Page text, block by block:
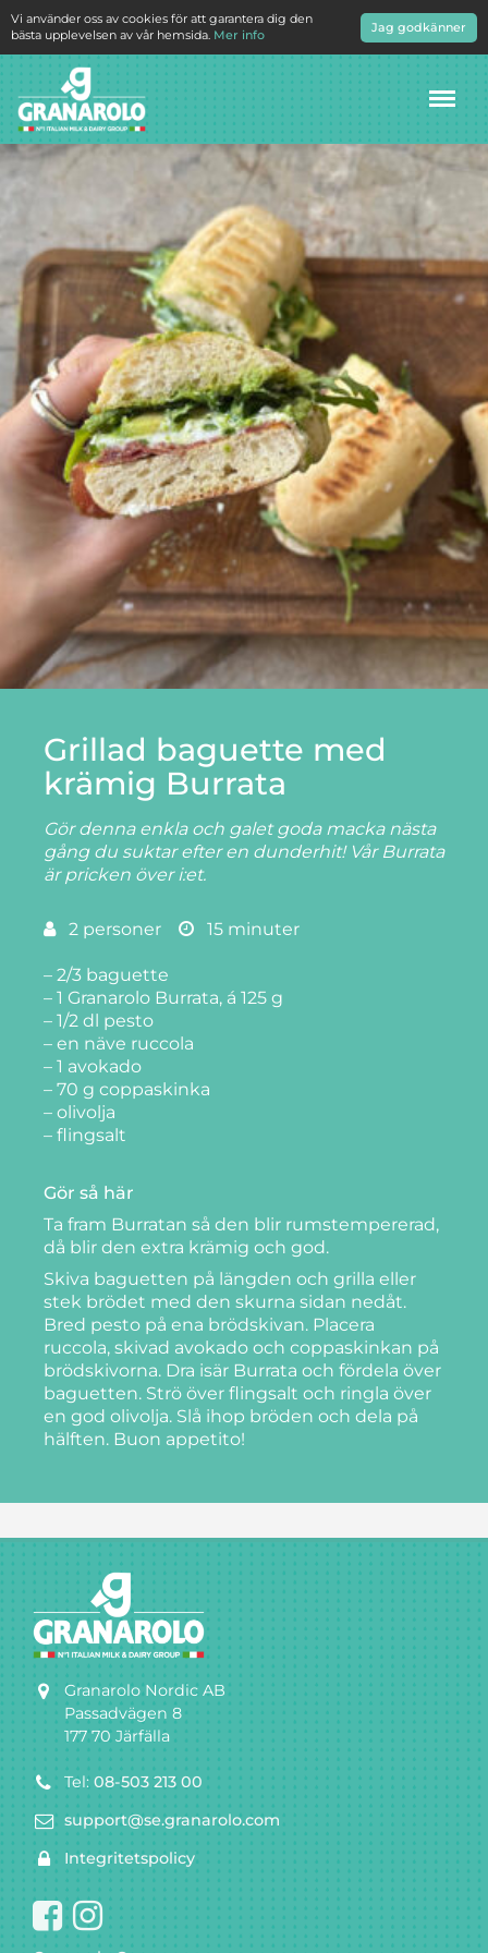
Vi använder oss av cookies för att garantera dig den
bästa upplevelsen av vår hemsida. Mer info
Jag godkänner
Meny
Grillad baguette med
krämig Burrata
Gör denna enkla och galet goda macka nästa
gång du suktar efter en dunderhit! Vår Burrata
är pricken över i:et.
2 personer 15 minuter
– 2/3 baguette
– 1 Granarolo Burrata, á 125 g
– 1/2 dl pesto
– en näve ruccola
– 1 avokado
– 70 g coppaskinka
– olivolja
– flingsalt
Gör så här
Ta fram Burratan så den blir rumstempererad,
då blir den extra krämig och god.
Skiva baguetten på längden och grilla eller
stek brödet med den skurna sidan nedåt.
Bred pesto på ena brödskivan. Placera
ruccola, skivad avokado och coppaskinkan på
brödskivorna. Dra isär Burrata och fördela över
baguetten. Strö över flingsalt och ringla över
en god olivolja. Slå ihop bröden och dela på
hälften. Buon appetito!
Granarolo Nordic AB
Passadvägen 8
177 70 Järfälla
Tel: 08-503 213 00
support@se.granarolo.com
Integritetspolicy